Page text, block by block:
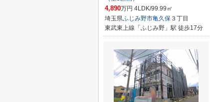
4,890万円 4LDK/99.99㎡
埼玉県ふじみ野市亀久保 ３丁目
東武東上線「ふじみ野」駅 徒歩17分